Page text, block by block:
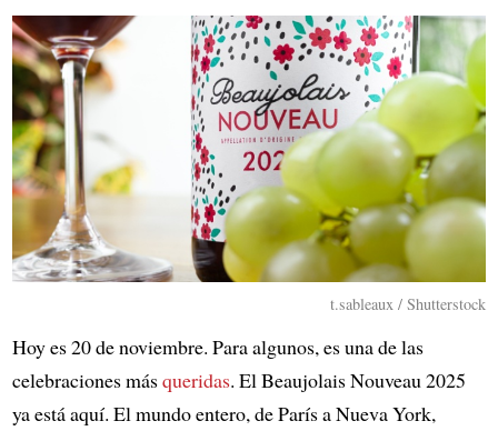
t.sableaux / Shutterstock
Hoy es 20 de noviembre. Para algunos, es una de las
celebraciones másqueridas. El Beaujolais Nouveau 2025
ya está aquí. El mundo entero, de París a Nueva York,